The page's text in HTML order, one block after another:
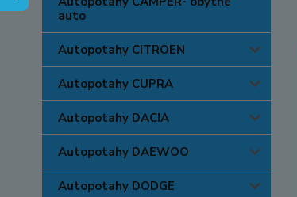
auto
Autopotahy CITROEN
Autopotahy CUPRA
Autopotahy DACIA
Autopotahy DAEWOO
Autopotahy DODGE